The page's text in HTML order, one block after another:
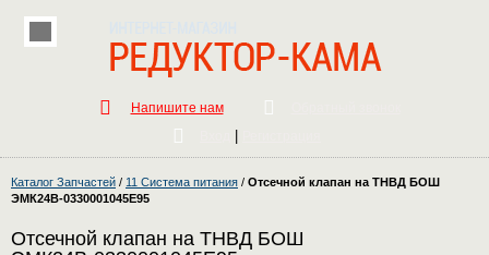
Напишите нам
Каталог Запчастей / 11 Система питания / Отсечной клапан на ТНВД БОШ
ЭМК24В-0330001045Е95
Отсечной клапан на ТНВД БОШ